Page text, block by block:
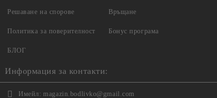
Решаване на спорове
Политика за поверителност
Връщане
Бонус програма
БЛОГ
Информация за контакти:
Имейл: magazin.bodlivko@gmail.com